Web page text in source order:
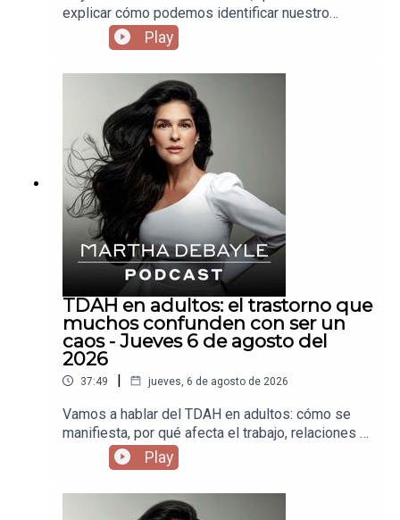
explicar cómo podemos identificar nuestro
propósito en la vida a través del Ikigai.
Play
TDAH en adultos: el trastorno que
muchos confunden con ser un
caos - Jueves 6 de agosto del
2026
37:49 | jueves, 6 de agosto de 2026
Vamos a hablar del TDAH en adultos: cómo se
manifiesta, por qué afecta el trabajo, relaciones y
autoestima, y qué pasa cuando llevas años
creyendo que eres “desordenado” o “flojo”,
Play